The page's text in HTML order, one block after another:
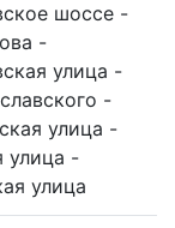
шоссе -
-
улица -
-
улица -
улица -
улица